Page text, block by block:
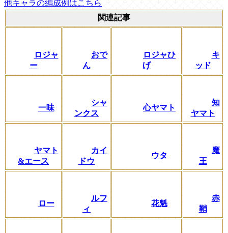
他キャラの編成例はこちら
関連記事
ロジャ
ー
おで
ん
ロジャひ
げ
キ
ッド
一味
シャ
ンクス
心ヤマト
知
ヤマト
ヤマト
&エース
カイ
ドウ
ウタ
魔
王
ロー
ルフ
ィ
花魁
赤
鞘